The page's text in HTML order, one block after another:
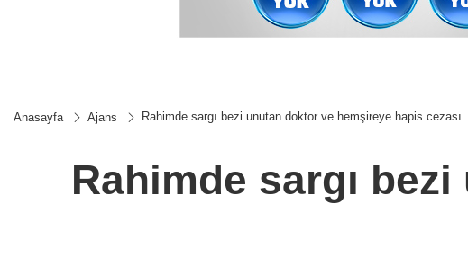
Anasayfa Ajans Rahimde sargı bezi unutan doktor ve hemşireye hapis cezası
Rahimde sargı